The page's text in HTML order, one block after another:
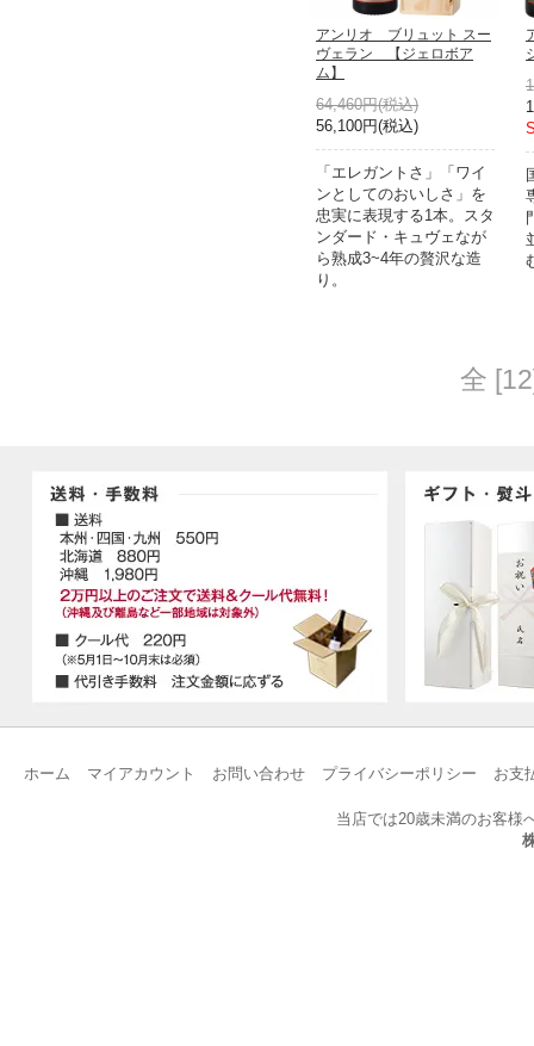
アンリオ ブリュット スー
ヴェラン 【ジェロボア
ム】
64,460円(税込)
56,100円(税込)
「エレガントさ」「ワイ
ンとしてのおいしさ」を
忠実に表現する1本。スタ
ンダード・キュヴェなが
ら熟成3~4年の贅沢な造
り。
全
ホーム マイアカウント お問い合わせ プライバシーポリシー お支
当店では20歳未満のお客様